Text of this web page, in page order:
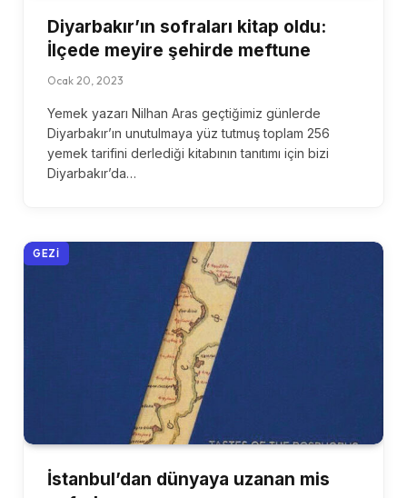
Diyarbakır’ın sofraları kitap oldu:
İlçede meyire şehirde meftune
Ocak 20, 2023
Yemek yazarı Nilhan Aras geçtiğimiz günlerde
Diyarbakır’ın unutulmaya yüz tutmuş toplam 256
yemek tarifini derlediği kitabının tanıtımı için bizi
Diyarbakır’da…
GEZI
İstanbul’dan dünyaya uzanan mis